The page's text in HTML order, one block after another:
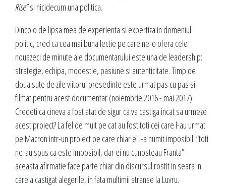
Rise”si nicidecum una politica.
Dincolo de lipsa mea de experienta si expertiza in domeniul
politic, cred ca cea mai buna lectie pe care ne-o ofera cele
nouazeci de minute ale documentarului este una de leadership:
strategie, echipa, modestie, pasiune si autenticitate. Timp de
doua sute de zile viitorul presedinte este urmat pas cu pas si
filmat pentru acest documentar (noiembrie 2016 - mai 2017).
Credeti ca cineva a fost atat de sigur ca va castiga incat sa urmeze
acest proiect? La fel de mult pe cat au fost toti cei care l-au urmat
pe Macron intr-un proiect pe care chiar el l-a numit imposibil: “toti
ne-au spus ca este imposibil, dar ei nu cunosteau Franta” -
aceasta afirmatie face parte chiar din discursul rostit in seara in
care a castigat alegerile, in fata multimii stranse la Luvru.